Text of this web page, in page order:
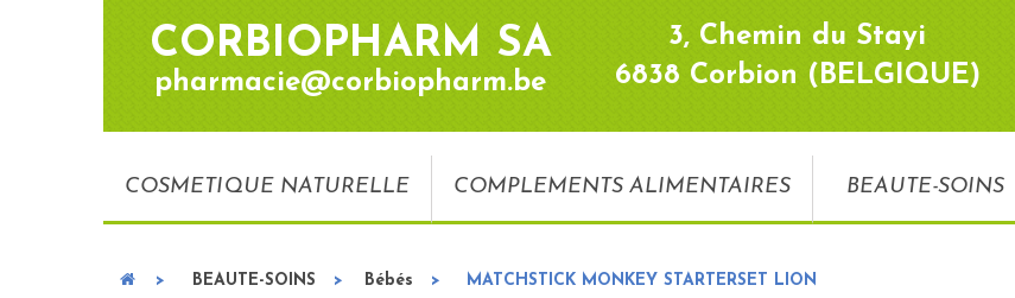
CORBIOPHARM SA
pharmacie@corbiopharm.be
3, Chemin du Stayi
6838 Corbion (BELGIQUE)
COSMETIQUE NATURELLE COMPLEMENTS ALIMENTAIRES BEAUTE-SOINS
> BEAUTE-SOINS > Bébés > MATCHSTICK MONKEY STARTERSET LION